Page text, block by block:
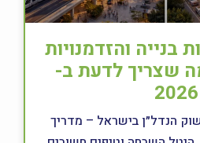
זכויות בנייה והזדמנויות
שצריך לדעת ב-
2026
את שוק הנדל״ן בישראל – מדריך